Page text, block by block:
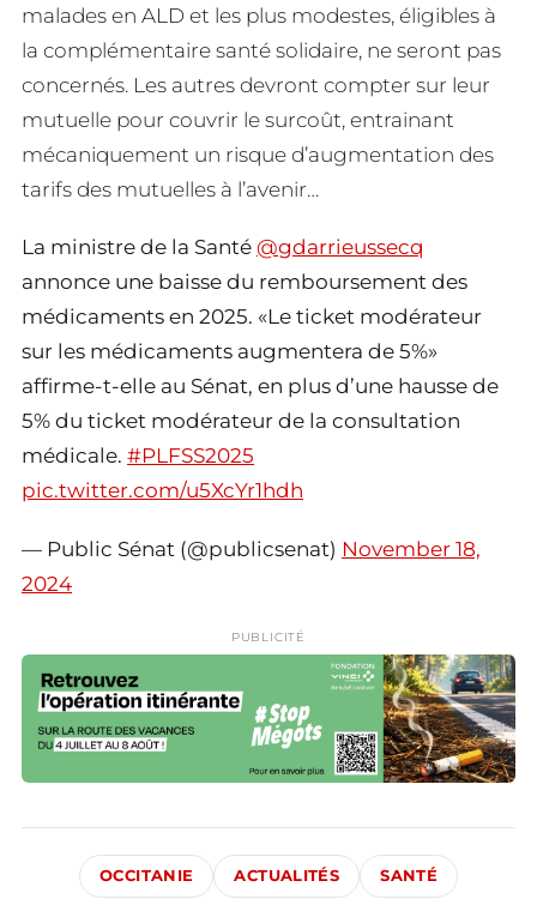
malades en ALD et les plus modestes, éligibles à
la complémentaire santé solidaire, ne seront pas
concernés. Les autres devront compter sur leur
mutuelle pour couvrir le surcoût, entrainant
mécaniquement un risque d’augmentation des
tarifs des mutuelles à l’avenir…
La ministre de la Santé @gdarrieussecq
annonce une baisse du remboursement des
médicaments en 2025. «Le ticket modérateur
sur les médicaments augmentera de 5%»
affirme-t-elle au Sénat, en plus d’une hausse de
5% du ticket modérateur de la consultation
médicale. #PLFSS2025
pic.twitter.com/u5XcYr1hdh
— Public Sénat (@publicsenat) November 18,
2024
PUBLICITÉ
OCCITANIE ACTUALITÉS SANTÉ